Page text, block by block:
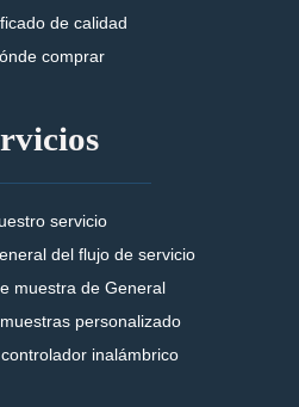
de calidad
comprar
servicio
del flujo de servicio
muestra de General
personalizado
inalámbrico